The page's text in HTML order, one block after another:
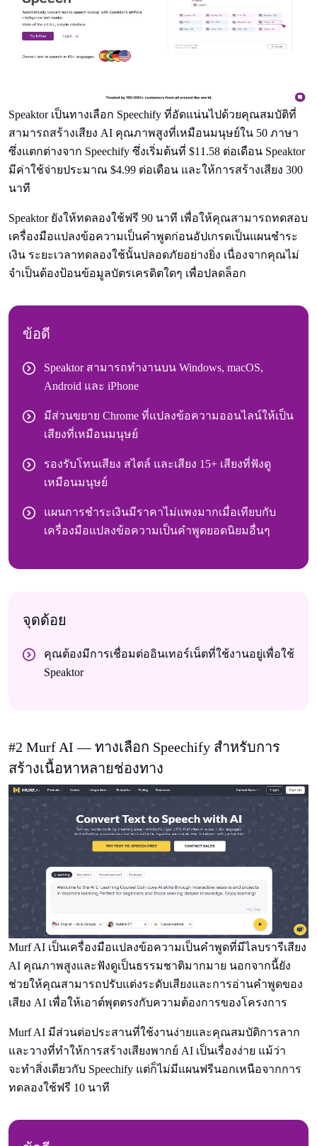
Speaktor เป็นทางเลือก Speechify ที่อัดแน่นไปด้วยคุณสมบัติที่
สามารถสร้างเสียง AI คุณภาพสูงที่เหมือนมนุษย์ใน 50 ภาษา
ซึ่งแตกต่างจาก Speechify ซึ่งเริ่มต้นที่ $11.58 ต่อเดือน Speaktor
มีค่าใช้จ่ายประมาณ $4.99 ต่อเดือน และให้การสร้างเสียง 300
นาที
Speaktor ยังให้ทดลองใช้ฟรี 90 นาที เพื่อให้คุณสามารถทดสอบ
เครื่องมือแปลงข้อความเป็นคําพูดก่อนอัปเกรดเป็นแผนชําระ
เงิน ระยะเวลาทดลองใช้นั้นปลอดภัยอย่างยิ่ง เนื่องจากคุณไม่
จําเป็นต้องป้อนข้อมูลบัตรเครดิตใดๆ เพื่อปลดล็อก
ข้อดี
Speaktor สามารถทํางานบน Windows, macOS,
Android และ iPhone
มีส่วนขยาย Chrome ที่แปลงข้อความออนไลน์ให้เป็น
เสียงที่เหมือนมนุษย์
รองรับโทนเสียง สไตล์ และเสียง 15+ เสียงที่ฟังดู
เหมือนมนุษย์
แผนการชําระเงินมีราคาไม่แพงมากเมื่อเทียบกับ
เครื่องมือแปลงข้อความเป็นคําพูดยอดนิยมอื่นๆ
จุดด้อย
คุณต้องมีการเชื่อมต่ออินเทอร์เน็ตที่ใช้งานอยู่เพื่อใช้
Speaktor
#2 Murf AI — ทางเลือก Speechify สําหรับการ
สร้างเนื้อหาหลายช่องทาง
Murf AI เป็นเครื่องมือแปลงข้อความเป็นคําพูดที่มีไลบรารีเสียง
AI คุณภาพสูงและฟังดูเป็นธรรมชาติมากมาย นอกจากนี้ยัง
ช่วยให้คุณสามารถปรับแต่งระดับเสียงและการอ่านคําพูดของ
เสียง AI เพื่อให้เอาต์พุตตรงกับความต้องการของโครงการ
Murf AI มีส่วนต่อประสานที่ใช้งานง่ายและคุณสมบัติการลาก
และวางที่ทําให้การสร้างเสียงพากย์ AI เป็นเรื่องง่าย แม้ว่า
จะทําสิ่งเดียวกับ Speechify แต่ก็ไม่มีแผนฟรีนอกเหนือจากการ
ทดลองใช้ฟรี 10 นาที